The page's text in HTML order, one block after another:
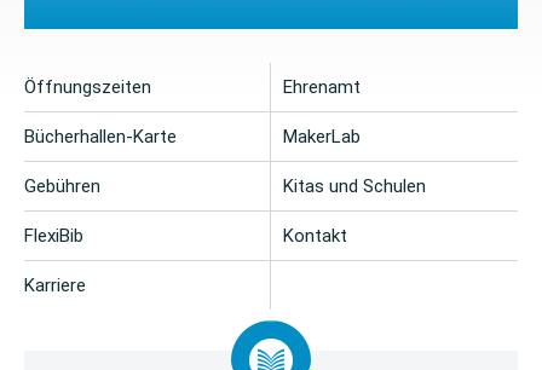
Öffnungszeiten
Bücherhallen-Karte
Gebühren
FlexiBib
Karriere
Ehrenamt
MakerLab
Kitas und Schulen
Kontakt